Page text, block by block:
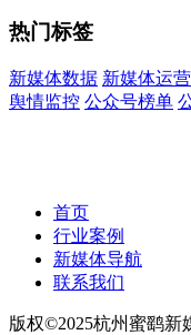
热门标签
新媒体数据 新媒体运营
舆情监控 公众号榜单
首页
行业案例
新媒体导航
联系我们
版权©2025杭州蜜鹞新